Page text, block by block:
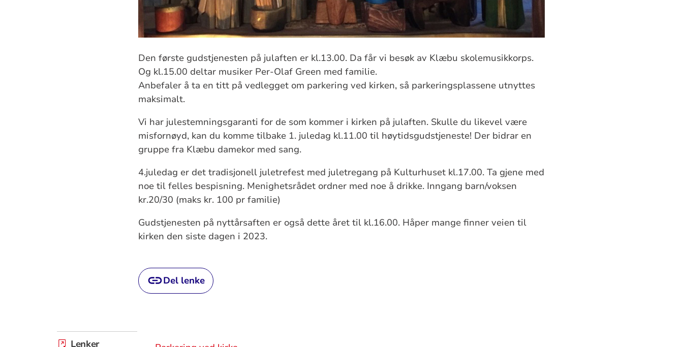
Den første gudstjenesten på julaften er kl.13.00. Da får vi besøk av Klæbu skolemusikkorps.
Og kl.15.00 deltar musiker Per-Olaf Green med familie.
Anbefaler å ta en titt på vedlegget om parkering ved kirken, så parkeringsplassene utnyttes
maksimalt.
Vi har julestemningsgaranti for de som kommer i kirken på julaften. Skulle du likevel være
misfornøyd, kan du komme tilbake 1. juledag kl.11.00 til høytidsgudstjeneste! Der bidrar en
gruppe fra Klæbu damekor med sang.
4.juledag er det tradisjonell juletrefest med juletregang på Kulturhuset kl.17.00. Ta gjene med
noe til felles bespisning. Menighetsrådet ordner med noe å drikke. Inngang barn/voksen
kr.20/30 (maks kr. 100 pr familie)
Gudstjenesten på nyttårsaften er også dette året til kl.16.00. Håper mange finner veien til
kirken den siste dagen i 2023.
Del lenke
Lenker